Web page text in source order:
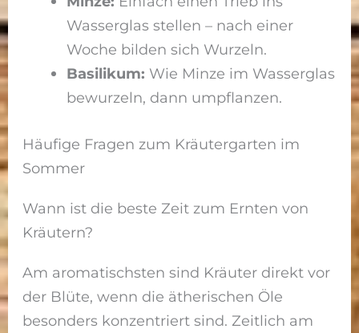
Wasserglas stellen – nach einer
Woche bilden sich Wurzeln.
Basilikum: Wie Minze im Wasserglas
bewurzeln, dann umpflanzen.
Häufige Fragen zum Kräutergarten im
Sommer
Wann ist die beste Zeit zum Ernten von
Kräutern?
Am aromatischsten sind Kräuter direkt vor
der Blüte, wenn die ätherischen Öle
besonders konzentriert sind. Zeitlich am